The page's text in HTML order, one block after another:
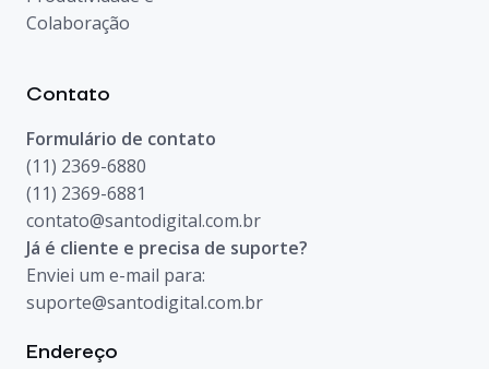
Colaboração
Contato
Formulário de contato
(11) 2369-6880
(11) 2369-6881
contato@santodigital.com.br
Já é cliente e precisa de suporte?
Enviei um e-mail para:
suporte@santodigital.com.br
Endereço